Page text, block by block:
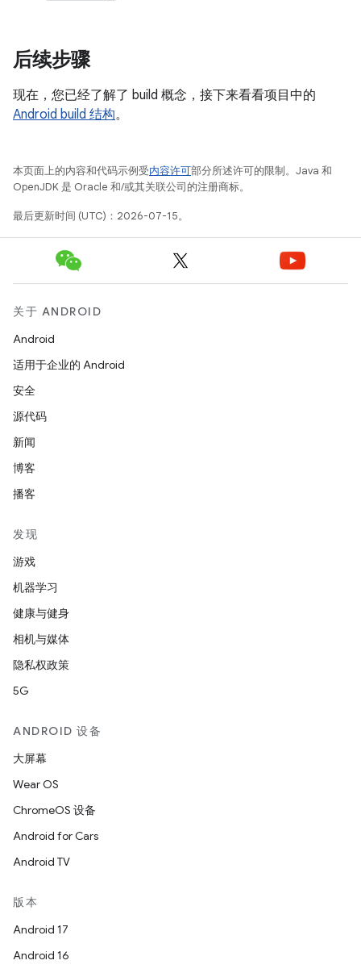
后续步骤
现在，您已经了解了 build 概念，接下来看看项目中的
Android build 结构。
本页面上的内容和代码示例受内容许可部分所述许可的限制。Java 和
OpenJDK 是 Oracle 和/或其关联公司的注册商标。
最后更新时间 (UTC)：2026-07-15。
关于 ANDROID
Android
适用于企业的 Android
安全
源代码
新闻
博客
播客
发现
游戏
机器学习
健康与健身
相机与媒体
隐私权政策
5G
ANDROID 设备
大屏幕
Wear OS
ChromeOS 设备
Android for Cars
Android TV
版本
Android 17
Android 16